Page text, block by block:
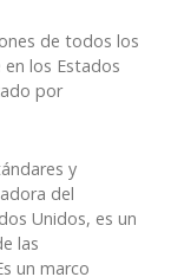
de todos los
los Estados
por
y
del
Unidos, es un
las
un marco